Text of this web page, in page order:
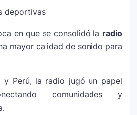
deportivas
en que se consolidó la radio
mayor calidad de sonido para
y Perú, la radio jugó un papel
comunidades y